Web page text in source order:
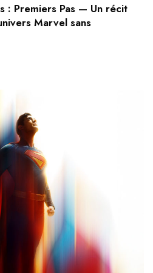
: Premiers Pas — Un récit
Marvel sans